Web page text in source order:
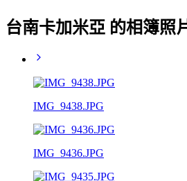
台南卡加米亞 的相簿照
IMG_9438.JPG
IMG_9436.JPG